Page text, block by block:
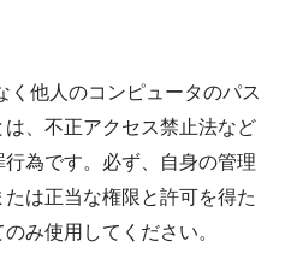
く他人のコンピュータのパス
、不正アクセス禁止法など
為です。必ず、自身の管理
は正当な権限と許可を得た
み使用してください。